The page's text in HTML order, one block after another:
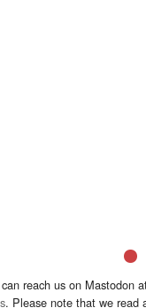
reach us on Mastodon
. Please note that we read